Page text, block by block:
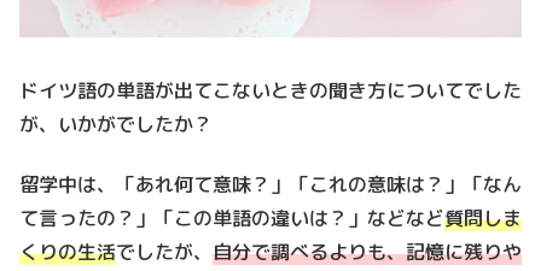
ドイツ語の単語が出てこないときの聞き方についてでした
が、いかがでしたか？
留学中は、「あれ何て意味？」「これの意味は？」「なん
て言ったの？」「この単語の違いは？」などなど質問しま
くりの生活でしたが、 自分で調べるよりも、記憶に残りや